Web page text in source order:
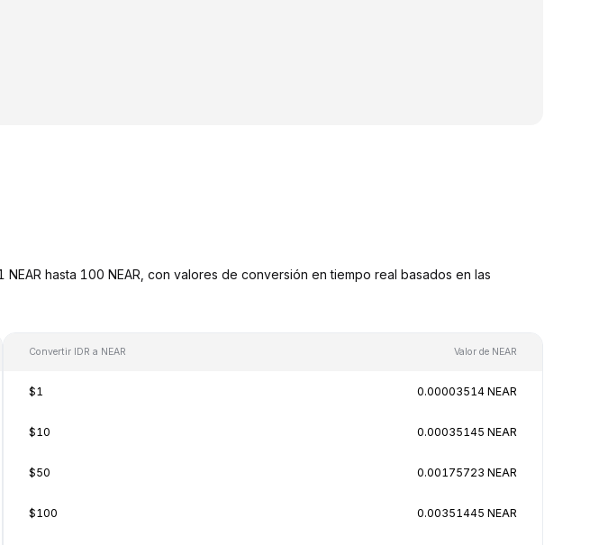
hasta 100 NEAR, con valores de conversión en tiempo real basados en las
Convertir IDR a NEAR Valor de NEAR
$1 0.00003514 NEAR
$10 0.00035145 NEAR
$50 0.00175723 NEAR
$100 0.00351445 NEAR